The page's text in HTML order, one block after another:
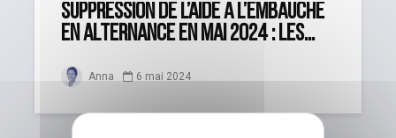
Suppression de l’aide à l’embauche
en alternance en mai 2024 : les...
Anna 6 mai 2024